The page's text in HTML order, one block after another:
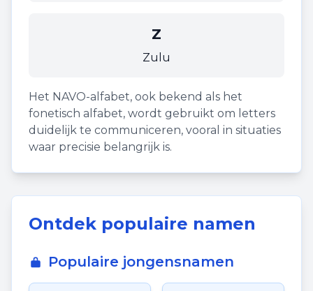
Z
Zulu
Het NAVO-alfabet, ook bekend als het
fonetisch alfabet, wordt gebruikt om letters
duidelijk te communiceren, vooral in situaties
waar precisie belangrijk is.
Ontdek populaire namen
Populaire jongensnamen